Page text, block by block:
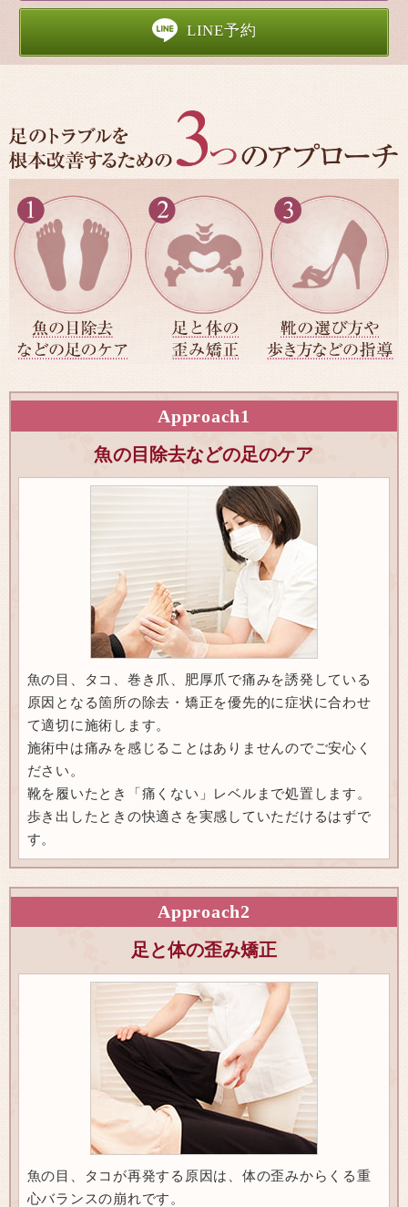
LINE予約
Approach1
魚の目除去などの足のケア
魚の目、タコ、巻き爪、肥厚爪で痛みを誘発している
原因となる箇所の除去・矯正を優先的に症状に合わせ
て適切に施術します。
施術中は痛みを感じることはありませんのでご安心く
ださい。
靴を履いたとき「痛くない」レベルまで処置します。
歩き出したときの快適さを実感していただけるはずで
す。
Approach2
足と体の歪み矯正
魚の目、タコが再発する原因は、体の歪みからくる重
心バランスの崩れです。